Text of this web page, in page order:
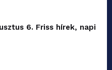
6. Friss hírek, napi